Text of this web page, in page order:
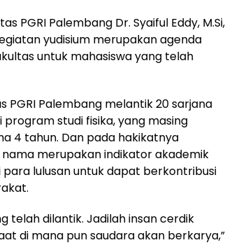
PGRI Palembang Dr. Syaiful Eddy, M.Si,
yudisium merupakan agenda
untuk mahasiswa yang telah
PGRI Palembang melantik 20 sarjana
studi fisika, yang masing
4 tahun. Dan pada hakikatnya
merupakan indikator akademik
lulusan untuk dapat berkontribusi
telah dilantik. Jadilah insan cerdik
di mana pun saudara akan berkarya,”